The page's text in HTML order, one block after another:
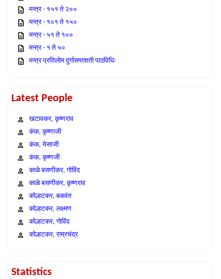
मन्त्र - १५१ ते २००
मन्त्र - १०१ ते १५०
मन्त्र - ५१ ते १००
मन्त्र - १ ते ५०
मन्त्र प्रतिलोम दुर्गासप्तशती पाठविधिः
Latest People
खटावकर, कृष्णराव
कंक, कृष्णाजी
कंक, येसाजी
कंक, कृष्णजी
काळे बसणीकर, गोविंद
काळे बसणीकर, कृष्णराव
कोल्हटकर, बळवंत
कोल्हटकर, लक्ष्मण
कोल्हटकर, गोविंद
कोल्हटकर, राम्रचंद्र
Statistics